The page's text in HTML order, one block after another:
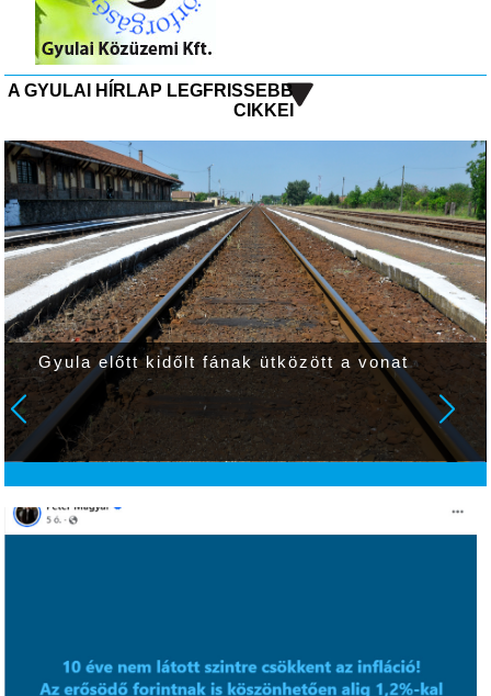
A GYULAI HÍRLAP LEGFRISSEBB
CIKKEI
Gyula előtt kidőlt fának ütközött a vonat